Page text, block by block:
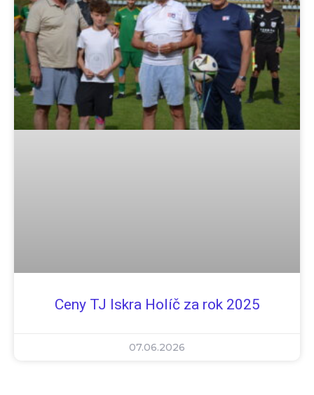
Ceny TJ Iskra Holíč za rok 2025
07.06.2026